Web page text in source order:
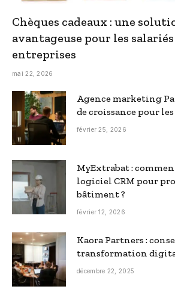
Chèques cadeaux : une
avantageuse pour les
entreprises
mai 22, 2026
Agence marketing
de croissance pour les
février 25, 2026
MyExtrabat :
logiciel CRM pour
bâtiment ?
février 12, 2026
Kaora Partners :
transformation
décembre 22, 2025